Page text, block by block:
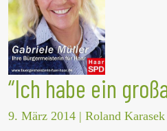
“Ich habe ein
9. März 2014 | Roland Karasek